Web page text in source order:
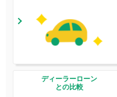
ディーラーローン
との比較